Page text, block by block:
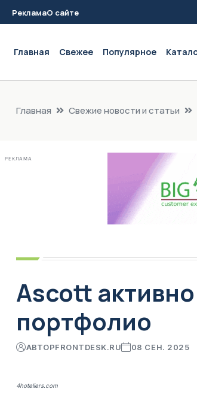
РекламаО сайте
Главная Свежее Популярное
Главная Свежие новости и статьи
РЕКЛАМА
Ascott
портфолио
АВТОРFRONTDESK.RU 08 СЕН. 2025
4hoteliers.com